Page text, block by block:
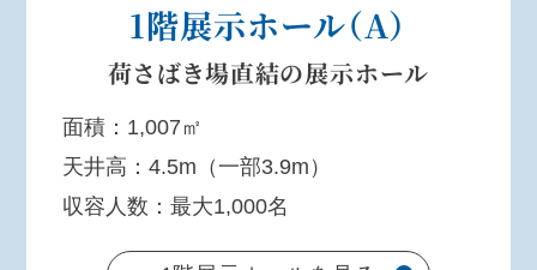
1階展示ホール（A）
荷さばき場直結の展示ホール
面積：1,007㎡
天井高：4.5m（一部3.9m）
収容人数：最大1,000名